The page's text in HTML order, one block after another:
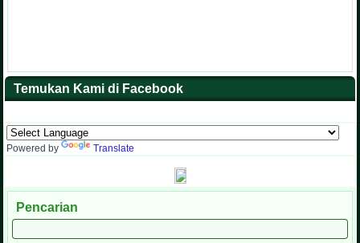
Temukan Kami di Facebook
Powered by Translate
Pencarian